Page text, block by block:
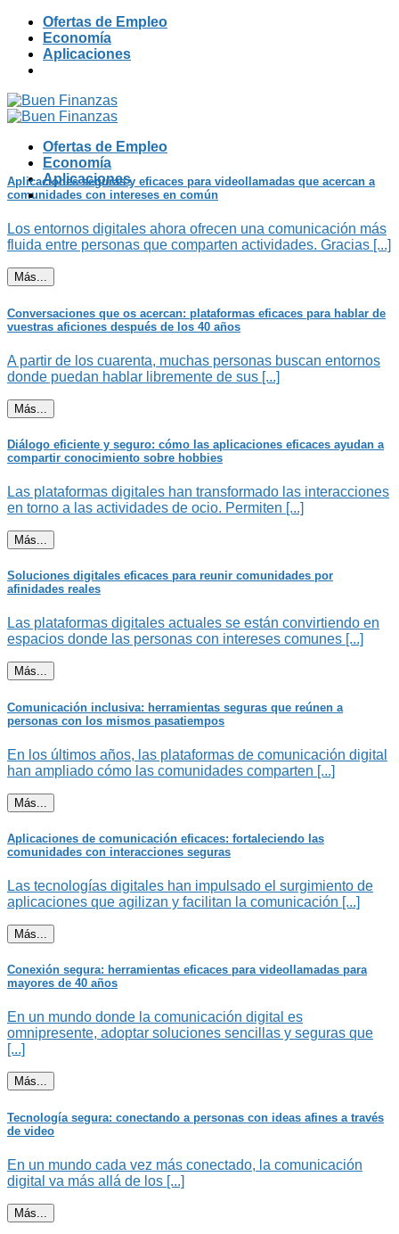
Skip
content
Ofertas de Empleo
Economía
Aplicaciones
Ofertas de Empleo
Economía
Aplicaciones
Aplicaciones seguras y eficaces para videollamadas que acercan a
comunidades con intereses en común
Los entornos digitales ahora ofrecen una comunicación más
fluida entre personas que comparten actividades. Gracias [...]
Más...
Conversaciones que os acercan: plataformas eficaces para hablar de
vuestras aficiones después de los 40 años
A partir de los cuarenta, muchas personas buscan entornos
donde puedan hablar libremente de sus [...]
Más...
Diálogo eficiente y seguro: cómo las aplicaciones eficaces ayudan a
compartir conocimiento sobre hobbies
Las plataformas digitales han transformado las interacciones
en torno a las actividades de ocio. Permiten [...]
Más...
Soluciones digitales eficaces para reunir comunidades por
afinidades reales
Las plataformas digitales actuales se están convirtiendo en
espacios donde las personas con intereses comunes [...]
Más...
Comunicación inclusiva: herramientas seguras que reúnen a
personas con los mismos pasatiempos
En los últimos años, las plataformas de comunicación digital
han ampliado cómo las comunidades comparten [...]
Más...
Aplicaciones de comunicación eficaces: fortaleciendo las
comunidades con interacciones seguras
Las tecnologías digitales han impulsado el surgimiento de
aplicaciones que agilizan y facilitan la comunicación [...]
Más...
Conexión segura: herramientas eficaces para videollamadas para
mayores de 40 años
En un mundo donde la comunicación digital es
omnipresente, adoptar soluciones sencillas y seguras que
[...]
Más...
Tecnología segura: conectando a personas con ideas afines a través
de video
En un mundo cada vez más conectado, la comunicación
digital va más allá de los [...]
Más...